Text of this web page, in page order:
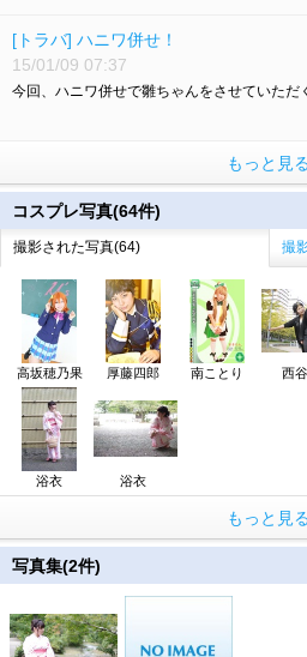
[トラバ] ハニワ併せ！
15/01/09 07:37
今回、ハニワ併せで雛ちゃんをさせていただ
もっと見
コスプレ写真(64件)
撮影された写真(64) 撮
高坂穂乃果 厚藤四郎 南ことり 西
浴衣 浴衣
もっと見
写真集(2件)